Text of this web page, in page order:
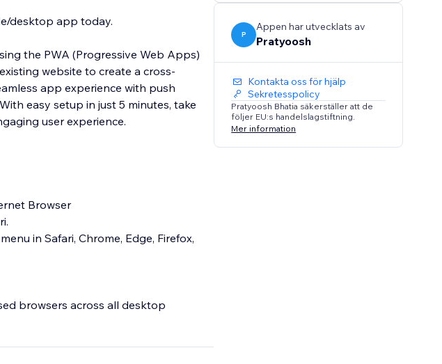
desktop app today.
the PWA (Progressive Web Apps)
website to create a cross-
app experience with push
easy setup in just 5 minutes, take
user experience.
Browser
in Safari, Chrome, Edge, Firefox,
browsers across all desktop
P
Appen har utvecklats av
Pratyoosh
Kontakta oss för hjälp
Sekretesspolicy
Pratyoosh Bhatia säkerställer att de
följer EU:s handelslagstiftning.
Mer information